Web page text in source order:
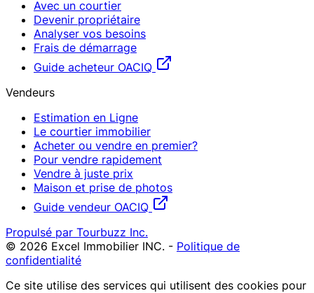
Avec un courtier
Devenir propriétaire
Analyser vos besoins
Frais de démarrage
Guide acheteur OACIQ
Vendeurs
Estimation en Ligne
Le courtier immobilier
Acheter ou vendre en premier?
Pour vendre rapidement
Vendre à juste prix
Maison et prise de photos
Guide vendeur OACIQ
Propulsé par Tourbuzz Inc.
© 2026 Excel Immobilier INC. - Politique de
confidentialité
Ce site utilise des services qui utilisent des cookies pour